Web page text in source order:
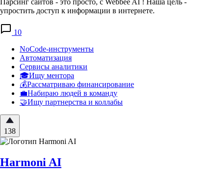
Парсинг сайтов - это просто, с Webbee AI ! Наша цель -
упростить доступ к информации в интернете.
10
NoCode-инструменты
Автоматизация
Сервисы аналитики
🎓Ищу ментора
💰Рассматриваю финансирование
💼Набираю людей в команду
🤝Ищу партнерства и коллабы
138
Harmoni AI